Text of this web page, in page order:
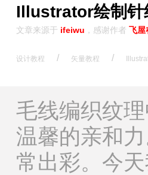
Illustrator绘制针
文章来源于 ifeiwu ，感谢作者 飞屋
设计教程 / 矢量教程 /
毛线编织纹
温馨的亲和
常出彩。今